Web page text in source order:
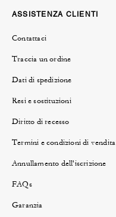
ASSISTENZA CLIENTI
Contattaci
Traccia un ordine
Dati di spedizione
Resi e sostituzioni
Diritto di recesso
Termini e condizioni di vendita
Annullamento dell'iscrizione
FAQs
Garanzia